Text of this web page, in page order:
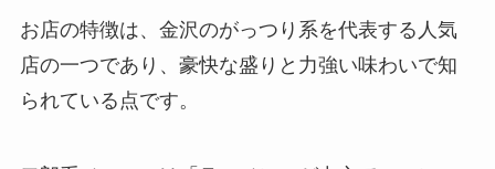
お店の特徴は、金沢のがっつり系を代表する人気
店の一つであり、豪快な盛りと力強い味わいで知
られている点です。